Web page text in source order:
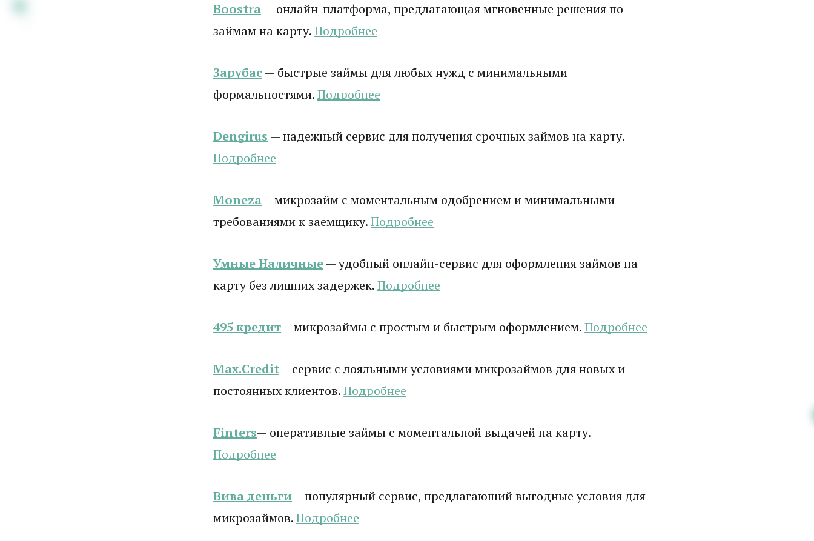
Boostra— онлайн-платформа, предлагающая мгновенные решения по
займам на карту.Подробнее
Зарубас— быстрые займы для любых нужд с минимальными
формальностями.Подробнее
Dengirus — надежный сервис для получения срочных займов на карту.
Подробнее
Moneza— микрозайм с моментальным одобрением и минимальными
требованиями к заемщику.Подробнее
Умные Наличные— удобный онлайн-сервис для оформления займов на
карту без лишних задержек.Подробнее
495 кредит— микрозаймы с простым и быстрым оформлением.Подробнее
Max.Credit— сервис с лояльными условиями микрозаймов для новых и
постоянных клиентов.Подробнее
Finters— оперативные займы с моментальной выдачей на карту.
Подробнее
Вива деньги— популярный сервис, предлагающий выгодные условия для
микрозаймов.Подробнее